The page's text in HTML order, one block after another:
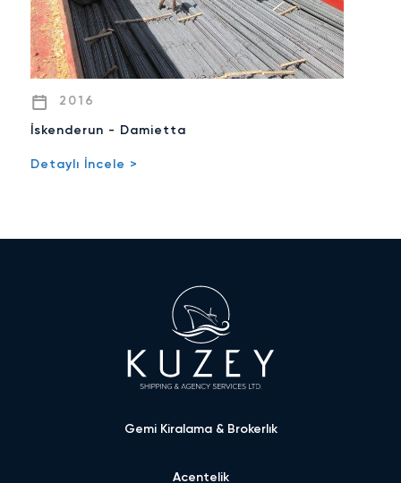
2016
İskenderun - Damietta
Detaylı İncele >
Gemi Kiralama & Brokerlık
Acentelik